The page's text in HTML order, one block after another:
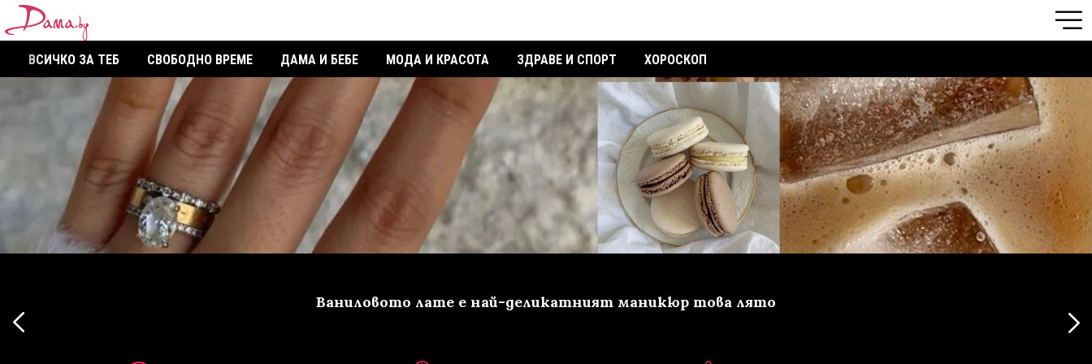
ВСИЧКО ЗА ТЕБ СВОБОДНО ВРЕМЕ ДАМА И БЕБЕ МОДА И КРАСОТА ЗДРАВЕ И СПОРТ ХОРОСКОП
Ваниловото лате е най-деликатният маникюр това лято